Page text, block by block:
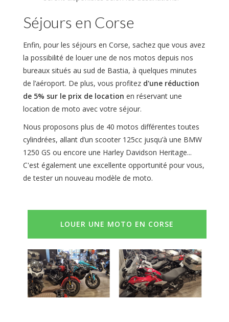
Séjours en Corse
Enfin, pour les séjours en Corse, sachez que vous avez
la possibilité de louer une de nos motos depuis nos
bureaux situés au sud de Bastia, à quelques minutes
de l’aéroport. De plus, vous profitez d'une réduction
de 5% sur le prix de location en réservant une
location de moto avec votre séjour.
Nous proposons plus de 40 motos différentes toutes
cylindrées, allant d’un scooter 125cc jusqu’à une BMW
1250 GS ou encore une Harley Davidson Heritage...
C'est également une excellente opportunité pour vous,
de tester un nouveau modèle de moto.
LOUER UNE MOTO EN CORSE